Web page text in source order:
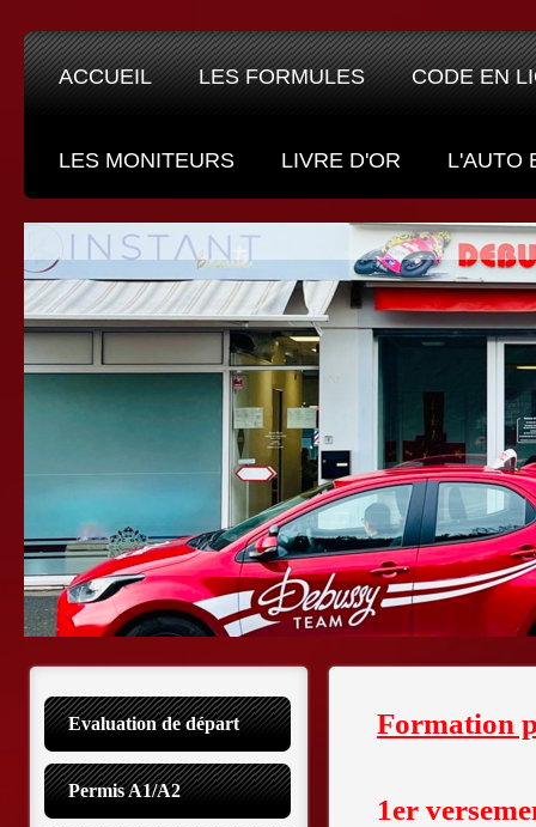
ACCUEIL LES FORMULES CODE EN
LES MONITEURS LIVRE D'OR L'AUTO
Evaluation de départ
Permis A1/A2
Formation
1er